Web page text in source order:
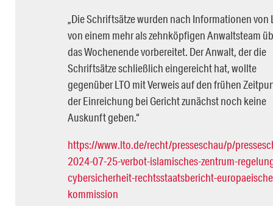
„Die Schriftsätze wurden nach Informationen von
von einem mehr als zehnköpfigen Anwaltsteam
das Wochenende vorbereitet. Der Anwalt, der die
Schriftsätze schließlich eingereicht hat, wollte
gegenüber LTO mit Verweis auf den frühen
der Einreichung bei Gericht zunächst noch keine
Auskunft geben.“
https://www.lto.de/recht/presseschau/p/
2024-07-25-verbot-islamisches-zentrum-
cybersicherheit-rechtsstaatsbericht-
kommission